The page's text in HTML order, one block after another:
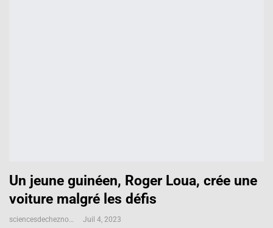
Un jeune guinéen, Roger Loua, crée une
voiture malgré les défis
sciencesdecheznous@gmail.com Juil 4, 2023